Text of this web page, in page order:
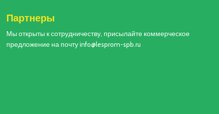
Партнеры
Мы открыты к сотрудничеству, присылайте коммерческое
предложение на почту info@lesprom-spb.ru